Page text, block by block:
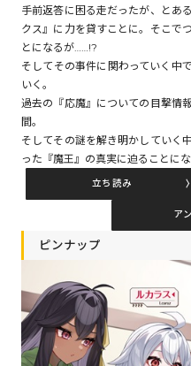
リ
コミッ
コミ
手前返答に困る走だったが、とあ
クス』に力を貸すことに。そこで
とになるが……!?
そしてその事件に関わっていく中
いく。
過去の『応魔』についての目撃情
間。
そしてその謎を解き明かしていく
った『魔王』の真実に迫ることになる
立ち読み
ア
ピンナップ